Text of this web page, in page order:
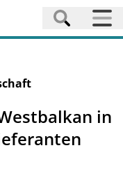
in